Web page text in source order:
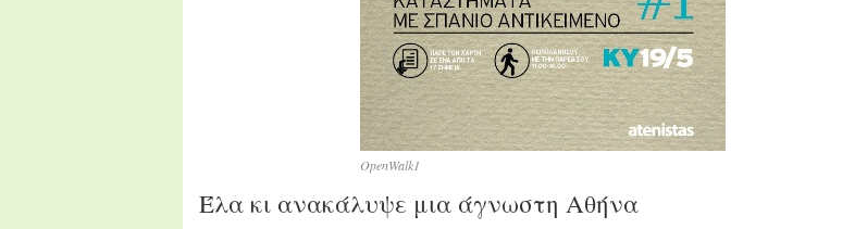
OpenWalk1
Έλα κι ανακάλυψε μια άγνωστη Αθήνα